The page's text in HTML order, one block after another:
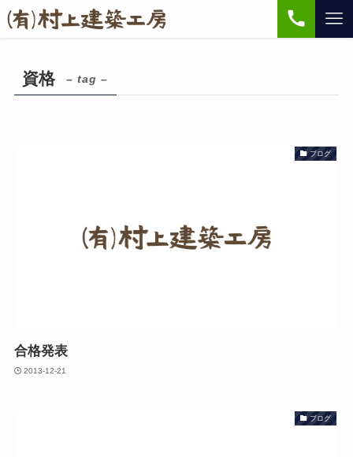
資格 – tag –
ブログ
合格発表
2013-12-21
ブログ